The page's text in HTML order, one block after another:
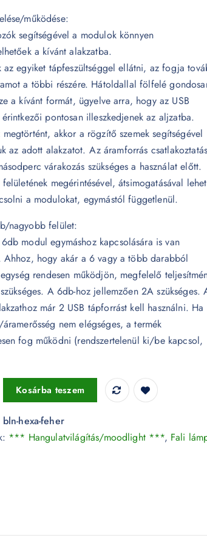
működése:
segítségével a modulok könnyen
a kívánt alakzatba.
az egyiket tápfeszültséggel ellátni, az fogja
a többi részére. Hátoldallal fölfelé
a kívánt formát, ügyelve arra, hogy az USB
pontosan illeszkedjenek az aljzatba.
akkor a rögzítő szemek segítségével
az adott alakzatot. Az áramforrás
várakozás szükséges a használat előtt.
megérintésével, átsimogatásával lehet
a modulokat, egymástól függetlenül.
nagyobb felület:
modul egymáshoz kapcsolására is van
Ahhoz, hogy akár a 6 vagy a több darabból
rendesen működjön, megfelelő
A 6db-hoz jellemzően 2A szükséges.
már 2 USB tápforrást kell használni. Ha
nem elégséges, a termék
fog működni (rendszertelenül ki/be kapcsol,
hexaled TikTok modul, fehér mennyiség
Kosárba teszem
bln-hexa-feher
*** Hangulatvilágítás/moodlight ***, Fali